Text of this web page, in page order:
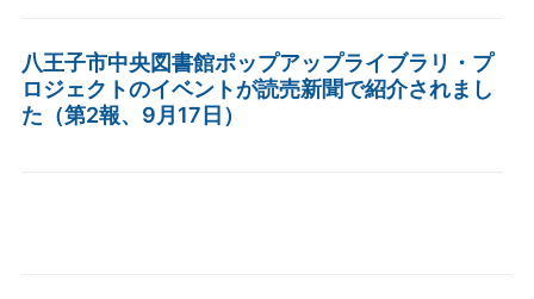
八王子市中央図書館ポップアップライブラリ・プ
ロジェクトのイベントが読売新聞で紹介されまし
た（第2報、9月17日）